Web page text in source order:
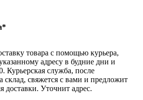
товара с помощью курьера,
адресу в будние дни и
Курьерская служба, после
склад, свяжется с вами и предложит
доставки. Уточнит адрес.